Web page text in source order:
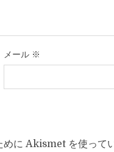
メール ※
に Akismet を使って